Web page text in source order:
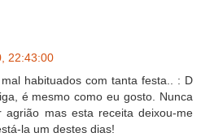
22:43:00
habituados com tanta festa.. : D
é mesmo como eu gosto. Nunca
agrião mas esta receita deixou-me
la um destes dias!